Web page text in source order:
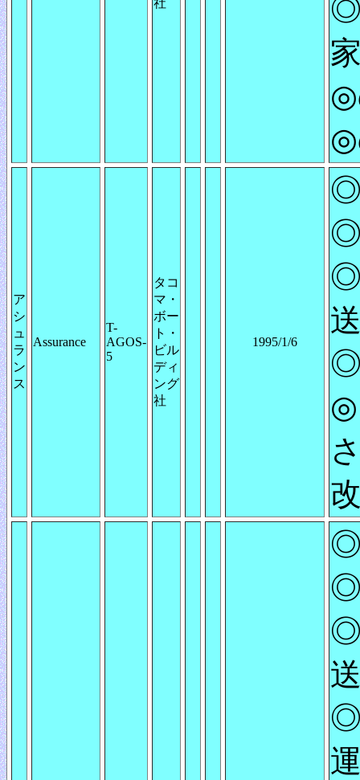
◎
◎
ア
シ
ュ
ラ
ン
ス
Assurance
T-
AGOS-
5
タコ
マ・
ボー
ト・
ビル
ディ
ング
社
1995/1/6